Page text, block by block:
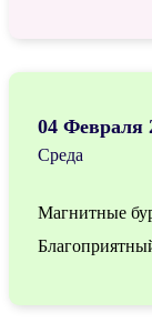
04 Февраля
Среда
Магнитные